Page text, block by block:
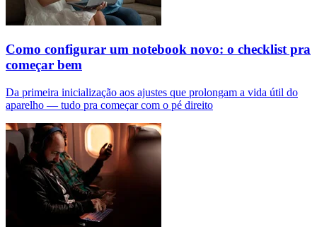
Como configurar um notebook novo: o checklist pra
começar bem
Da primeira inicialização aos ajustes que prolongam a vida útil do
aparelho — tudo pra começar com o pé direito